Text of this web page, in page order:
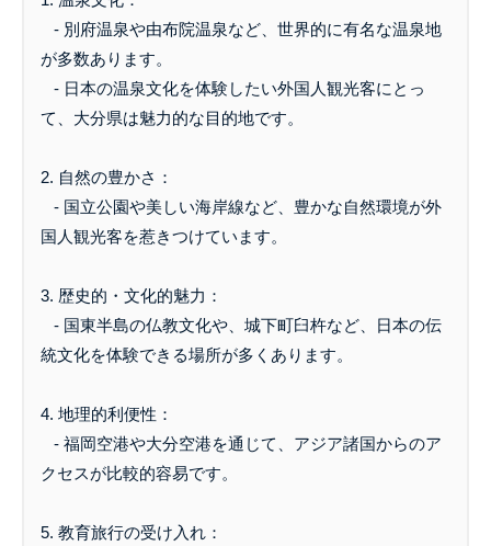
- 別府温泉や由布院温泉など、世界的に有名な温泉地
が多数あります。
- 日本の温泉文化を体験したい外国人観光客にとっ
て、大分県は魅力的な目的地です。
2. 自然の豊かさ：
- 国立公園や美しい海岸線など、豊かな自然環境が外
国人観光客を惹きつけています。
3. 歴史的・文化的魅力：
- 国東半島の仏教文化や、城下町臼杵など、日本の伝
統文化を体験できる場所が多くあります。
4. 地理的利便性：
- 福岡空港や大分空港を通じて、アジア諸国からのア
クセスが比較的容易です。
5. 教育旅行の受け入れ：